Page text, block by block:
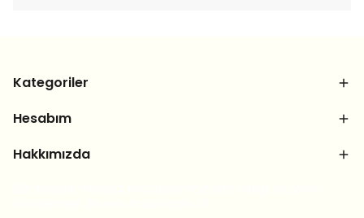
Kategoriler
Hesabım
Hakkımızda